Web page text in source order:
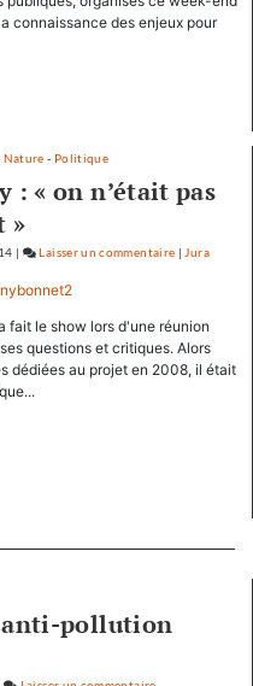
de
la
connaissance des enjeux pour
Nature - Politique
: « on n’était pas
»
| Laisser un commentaire on
et
les
scories
| Jura
fait le show lors d'une réunion
questions et critiques. Alors
dédiées au projet en 2008, il était
anti-pollution